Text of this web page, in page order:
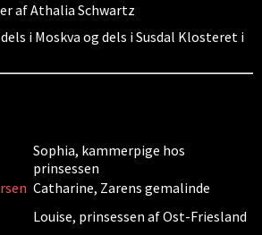
af Athalia Schwartz
i Moskva og dels i Susdal Klosteret i
Sophia, kammerpige hos
prinsessen
Catharine, Zarens gemalinde
Louise, prinsessen af Ost-Friesland